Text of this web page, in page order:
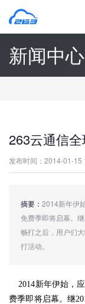
新闻中心
263云通信
发布时间：2014-01-15
摘要： 2014新年伊
免费季即将启幕。
畅打之后，用户们
打活动。
2014新年伊始，
费季即将启幕。继